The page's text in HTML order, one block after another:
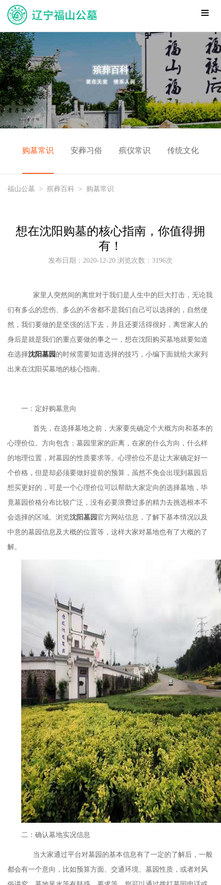
购墓常识 安葬习俗 殡仪常识 传统文化
福山公墓 > 殡葬百科 > 购墓常识
想在沈阳购墓的核心指南，你值得拥
有！
发布日期：2020-12-20 浏览次数：3196次
家里人突然间的离世对于我们是人生中的巨大打击，无论我
们有多么的悲伤、多么的不舍都不是我们自己可以选择的，自然使
然，我们要做的是坚强的活下去，并且还要活得很好，离世家人的
身后是就是我们的重点要做的事之一，想在沈阳购买墓地就要知道
在选择沈阳墓园 的时候需要知道选择的技巧，小编下面就给大家列
出来在沈阳买墓地的核心指南。
一：定好购墓意向
首先，在选择墓地之前，大家要先确定个大概方向和基本的
心理价位。方向包含：墓园里家的距离，在家的什么方向，什么样
的地理位置，对墓园的性质要求等。心理价位不是让大家确定好一
个价格，但是却必须要做好提前的预算，虽然不免会出现到墓园后
想买更好的，可是一个心理价位可以帮助大家定向的选择墓地，毕
竟墓园价格分布比较广泛，没有必要浪费过多的精力去挑选根本不
会选择的区域。浏览沈阳墓园官方网站信息，了解下基本情况以及
中意的墓园信息及大概的位置等，这样大家对墓地也有了大概的了
解。
二：确认墓地实况信息
当大家通过平台对墓园的基本信息有了一定的了解后，一般
都会有一个意向，比如预算方面、交通环境、墓园性质，或者对风